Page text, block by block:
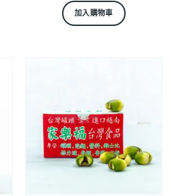
加入購物車